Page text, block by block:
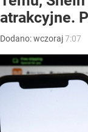
atrakcyjne.
Dodano:wczoraj7:07